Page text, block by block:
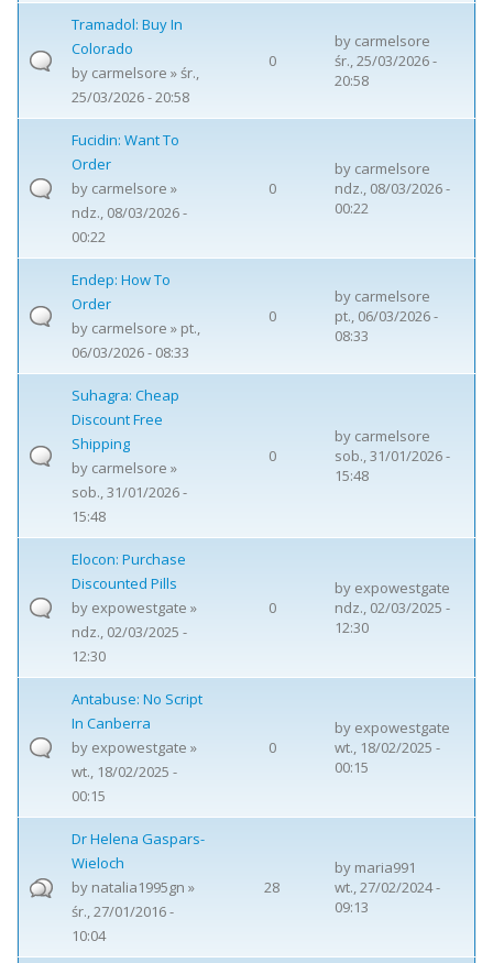
Tramadol: Buy In
Colorado
by carmelsore » śr.,
25/03/2026 - 20:58
0
by carmelsore
śr., 25/03/2026 -
20:58
Fucidin: Want To
Order
by carmelsore »
ndz., 08/03/2026 -
00:22
0
by carmelsore
ndz., 08/03/2026 -
00:22
Endep: How To
Order
by carmelsore » pt.,
06/03/2026 - 08:33
0
by carmelsore
pt., 06/03/2026 -
08:33
Suhagra: Cheap
Discount Free
Shipping
by carmelsore »
sob., 31/01/2026 -
15:48
0
by carmelsore
sob., 31/01/2026 -
15:48
Elocon: Purchase
Discounted Pills
by expowestgate »
ndz., 02/03/2025 -
12:30
0
by expowestgate
ndz., 02/03/2025 -
12:30
Antabuse: No Script
In Canberra
by expowestgate »
wt., 18/02/2025 -
00:15
0
by expowestgate
wt., 18/02/2025 -
00:15
Dr Helena Gaspars-
Wieloch
by natalia1995gn »
śr., 27/01/2016 -
10:04
28
by maria991
wt., 27/02/2024 -
09:13